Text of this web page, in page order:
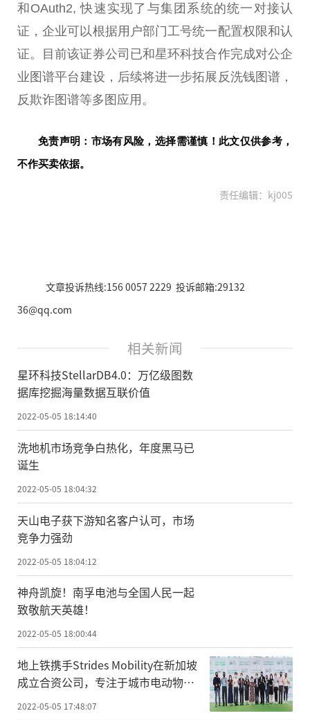
和OAuth2, 快速实现了与集团系统的统一对接认
证，企业可以根据用户部门工号统一配置权限和认
证。目前该证券公司已和星环科技合作完成对公企
业图谱平台建设，后续将进一步拓展反洗钱图谱，
反欺诈图谱等多图应用。
免责声明：市场有风险，选择需谨慎！此文仅供参考，
不作买卖依据。
责任编辑：kj005
文章投诉热线:156 0057 2229 投诉邮箱:29132
36@qq.com
相关新闻
星环科技StellarDB4.0：万亿级图数
据库挖掘海量数据互联价值
2022-05-05 18:14:40
洗地机市场竞争白热化，年度黑马已
诞生
2022-05-05 18:04:32
天山电子获下游知名客户认可，市场
竞争力强劲
2022-05-05 18:04:12
神舟凯旋！南孚电池与全国人民一起
致敬航天英雄！
2022-05-05 18:00:44
地上铁携手Strides Mobility在新加坡
成立合资公司，专注于城市电动物流
车运营
2022-05-05 17:48:07